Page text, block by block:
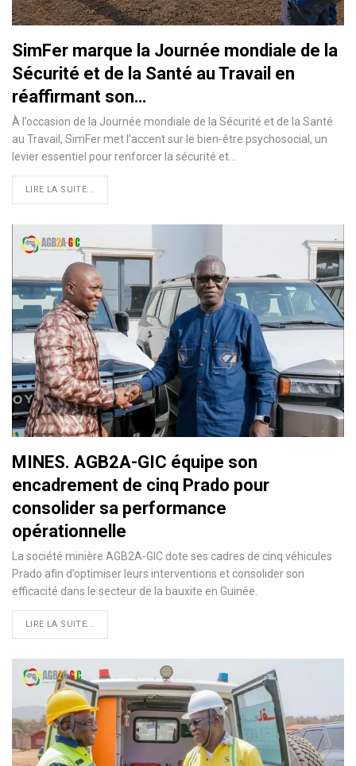
SimFer marque la Journée mondiale de la
Sécurité et de la Santé au Travail en
réaffirmant son…
À l’occasion de la Journée mondiale de la Sécurité et de la Santé
au Travail, SimFer met l’accent sur le bien-être psychosocial, un
levier essentiel pour renforcer la sécurité et…
LIRE LA SUITE...
MINES. AGB2A-GIC équipe son
encadrement de cinq Prado pour
consolider sa performance
opérationnelle
La société minière AGB2A-GIC dote ses cadres de cinq véhicules
Prado afin d’optimiser leurs interventions et consolider son
efficacité dans le secteur de la bauxite en Guinée.
LIRE LA SUITE...